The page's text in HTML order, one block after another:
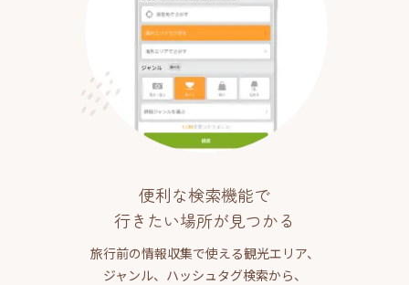
便利な検索機能で
行きたい場所が見つかる
旅行前の情報収集で使える観光エリア、
ジャンル、ハッシュタグ検索から、